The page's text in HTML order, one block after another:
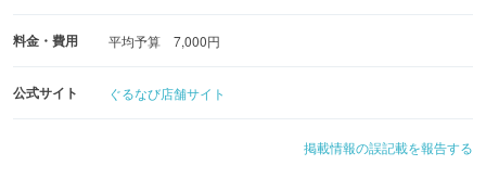
料金・費用 平均予算 7,000円
公式サイト ぐるなび店舗サイト
掲載情報の誤記載を報告する